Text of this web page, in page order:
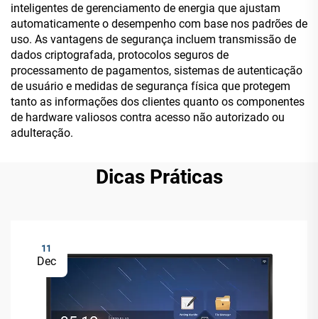
inteligentes de gerenciamento de energia que ajustam
automaticamente o desempenho com base nos padrões de
uso. As vantagens de segurança incluem transmissão de
dados criptografada, protocolos seguros de
processamento de pagamentos, sistemas de autenticação
de usuário e medidas de segurança física que protegem
tanto as informações dos clientes quanto os componentes
de hardware valiosos contra acesso não autorizado ou
adulteração.
Dicas Práticas
11
Dec